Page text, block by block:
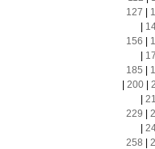
127
156
185
200|
229
258